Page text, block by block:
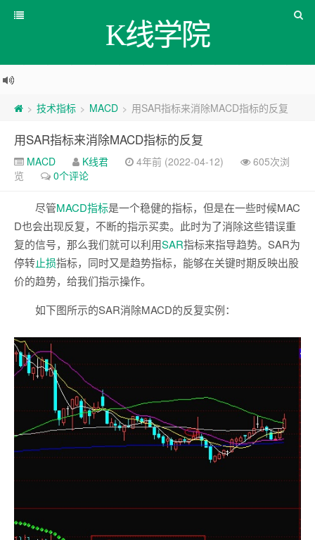
K线学院
> 技术指标 > MACD > 用SAR指标来消除MACD指标的反复
用SAR指标来消除MACD指标的反复
MACD K线君 4年前 (2022-04-12)
605次浏
览
0个评论
尽管MACD指标是一个稳健的指标，但是在一些时候MAC
D也会出现反复，不断的指示买卖。此时为了消除这些错误重
复的信号，那么我们就可以利用SAR指标来指导趋势。SAR为
停转止损指标，同时又是趋势指标，能够在关键时期反映出股
价的趋势，给我们指示操作。
如下图所示的SAR消除MACD的反复实例：